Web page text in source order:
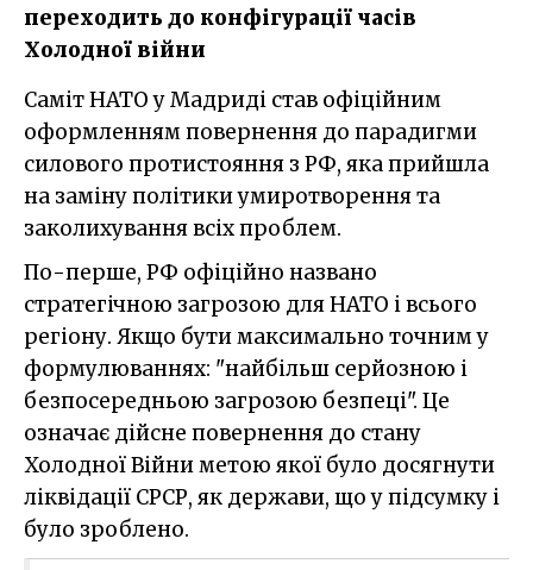
переходить до конфігурації часів
Холодної війни
Саміт НАТО у Мадриді став офіційним
оформленням повернення до парадигми
силового протистояння з РФ, яка прийшла
на заміну політики умиротворення та
заколихування всіх проблем.
По-перше, РФ офіційно названо
стратегічною загрозою для НАТО і всього
регіону. Якщо бути максимально точним у
формулюваннях: "найбільш серйозною і
безпосередньою загрозою безпеці". Це
означає дійсне повернення до стану
Холодної Війни метою якої було досягнути
ліквідації СРСР, як держави, що у підсумку і
було зроблено.